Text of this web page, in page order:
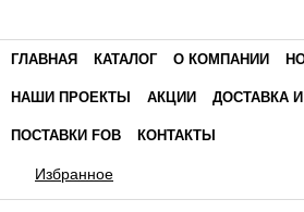
ГЛАВНАЯ КАТАЛОГ О КОМПАНИИ
НАШИ ПРОЕКТЫ АКЦИИ ДОСТАВКА
ПОСТАВКИ FOB КОНТАКТЫ
Избранное